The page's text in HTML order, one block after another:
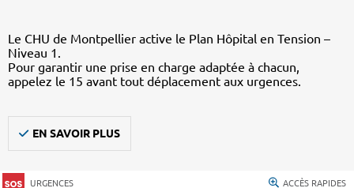
Le CHU de Montpellier active le Plan Hôpital en Tension –
Niveau 1.
Pour garantir une prise en charge adaptée à chacun,
appelez le 15 avant tout déplacement aux urgences.
EN SAVOIR PLUS
URGENCES ACCÈS RAPIDES